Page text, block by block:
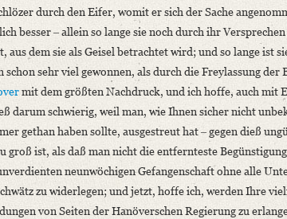
durch den Eifer, womit er sich der Sache
besser ‒ allein so lange sie noch durch ihr
dem sie als Geisel betrachtet wird; und so lange ist
sehr viel gewonnen, als durch die Freylassung der
mit dem größten Nachdruck, und ich hoffe, auch mit
schwierig, weil man, wie Ihnen sicher nicht
gethan haben sollte, ausgestreut hat ‒ gegen dieß
groß ist, als daß man nicht die entfernteste
neunwöchigen Gefangenschaft ohne alle
zu widerlegen; und jetzt, hoffe ich, werden Ihre
von Seiten der Hanöverschen Regierung zu